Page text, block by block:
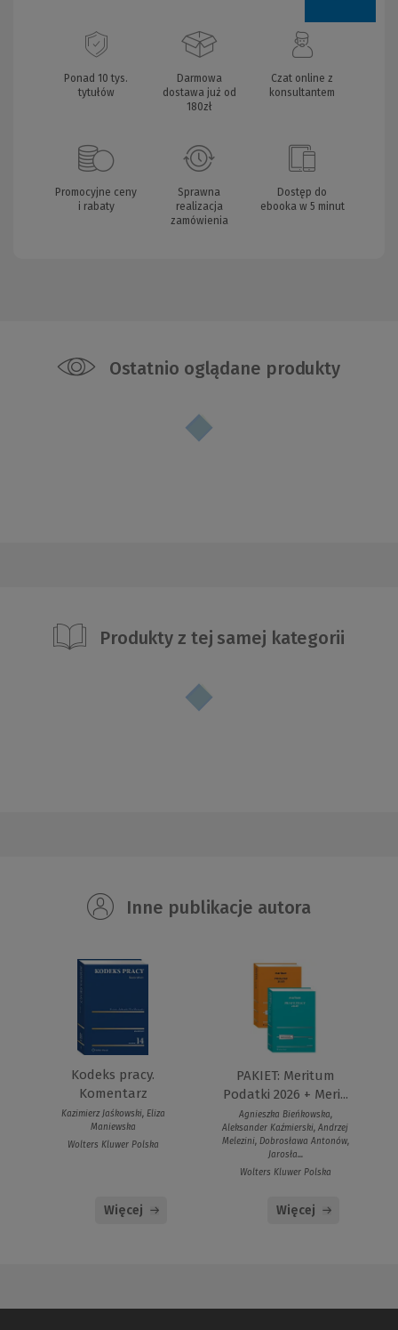
Ponad 10 tys.
tytułów
Darmowa
dostawa już od
180zł
Czat online z
konsultantem
Promocyjne ceny
i rabaty
Sprawna
realizacja
zamówienia
Dostęp do
ebooka w 5 minut
Ostatnio oglądane produkty
Produkty z tej samej kategorii
Inne publikacje autora
Kodeks pracy.
Komentarz
Kazimierz Jaśkowski, Eliza
Maniewska
Wolters Kluwer Polska
Więcej
PAKIET: Meritum
Podatki 2026 + Meri...
Agnieszka Bieńkowska,
Aleksander Kaźmierski, Andrzej
Melezini, Dobrosława Antonów,
Jarosła...
Wolters Kluwer Polska
Więcej